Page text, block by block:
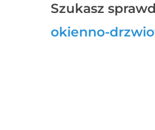
Szukasz
okienno-